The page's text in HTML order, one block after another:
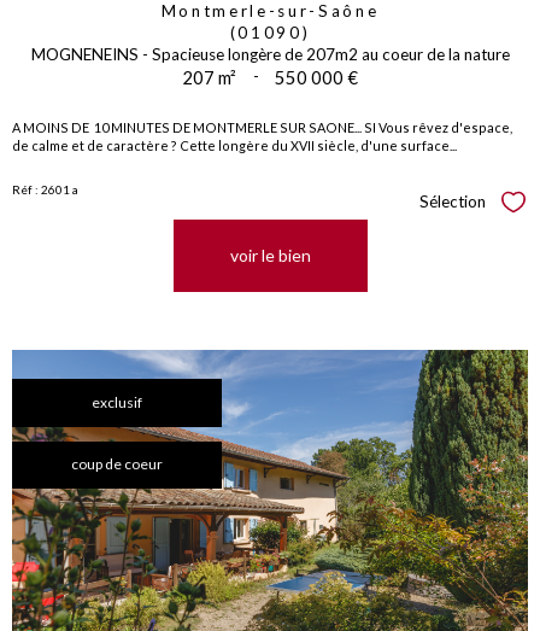
Montmerle-sur-Saône
(01090)
MOGNENEINS - Spacieuse longère de 207m2 au coeur de la nature
207 m² - 550 000 €
A MOINS DE 10 MINUTES DE MONTMERLE SUR SAONE... SI Vous rêvez d'espace,
de calme et de caractère ? Cette longère du XVII siècle, d'une surface...
Réf : 2601 a
Sélection
voir le bien
exclusif
coup de coeur